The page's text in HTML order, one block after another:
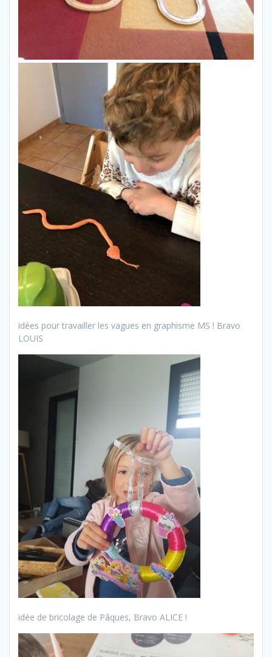
idées pour travailler les vagues en graphisme MS ! Bravo
LOUIS
idée de bricolage de Pâques, Bravo ALICE !